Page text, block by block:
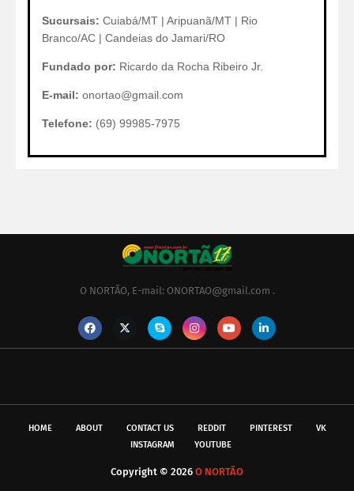
Sucursais: Cuiabá/MT | Aripuanã/MT | Rio
Branco/AC | Candeias do Jamari/RO
Fundado por: Ricardo da Rocha Ribeiro Jr.
E-mail: onortao@gmail.com
Telefone: (69) 99985-7975
O NORTÃO, E-mail: ONORTAO@gmail.com .
HOME ABOUT CONTACT US REDDIT PINTEREST
VK
INSTAGRAM
YOUTUBE
Copyright © 2026 O NORTÃO